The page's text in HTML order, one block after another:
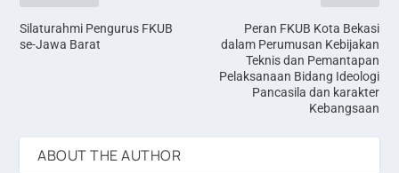
Silaturahmi Pengurus FKUB
se-Jawa Barat
Peran FKUB Kota Bekasi
dalam Perumusan Kebijakan
Teknis dan Pemantapan
Pelaksanaan Bidang Ideologi
Pancasila dan karakter
Kebangsaan
ABOUT THE AUTHOR